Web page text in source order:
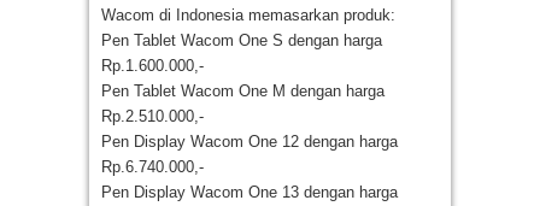
Wacom di Indonesia memasarkan produk:
Pen Tablet Wacom One S dengan harga
Rp.1.600.000,-
Pen Tablet Wacom One M dengan harga
Rp.2.510.000,-
Pen Display Wacom One 12 dengan harga
Rp.6.740.000,-
Pen Display Wacom One 13 dengan harga